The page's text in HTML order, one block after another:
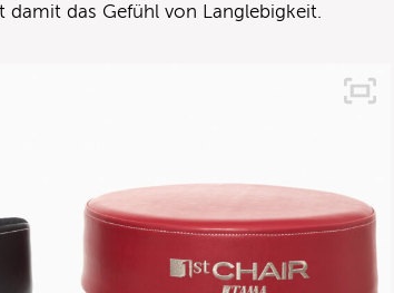
damit das Gefühl von Langlebigkeit.